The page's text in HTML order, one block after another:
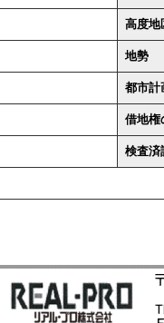
高度地
地勢
都市計
借地権
検査済